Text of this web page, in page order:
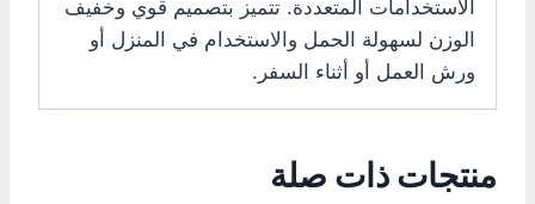
الاستخدامات المتعددة. تتميز بتصميم قوي وخفيف
الوزن لسهولة الحمل والاستخدام في المنزل أو
ورش العمل أو أثناء السفر.
منتجات ذات صلة